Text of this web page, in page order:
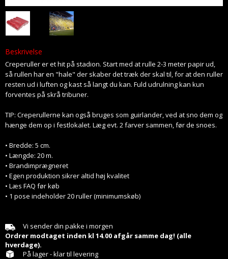
Beskrivelse
Creperuller er et hit på stadion. Start med at rulle 2-3 meter papir ud,
så rullen har en "hale" der skaber det træk der skal til, for at den ruller
resten ud i luften og kast så langt du kan. Fuld udrulning kan kun
forventes på skrå tribuner.
TIP: Creperullerne kan også bruges som guirlander, ved at sno dem og
hænge dem op i festlokalet. Læg evt. 2 farver sammen, før de snoes.
• Bredde: 5 cm.
• Længde: 20 m.
• Brandimprægneret
• Egen produktion sikrer altid høj kvalitet
• Læs FAQ før køb
• 1 pose indeholder 20 ruller (minimumskøb)
Vi sender din pakke i morgen
Ordrer modtaget inden kl 14.00 afgår samme dag! (alle
hverdage).
På lager - klar til levering